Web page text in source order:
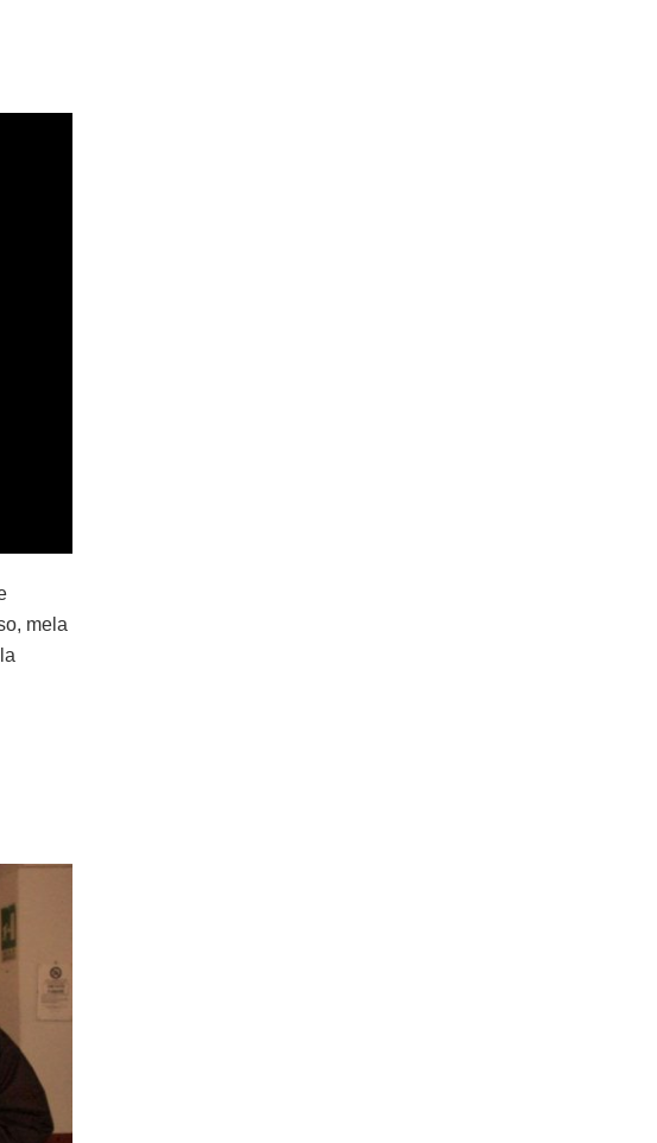
mela